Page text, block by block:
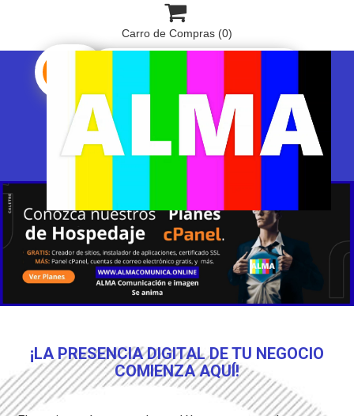

Carro de Compras (0)
¡LA PRESENCIA DIGITAL DE TU NEGOCIO
COMIENZA AQUÍ!